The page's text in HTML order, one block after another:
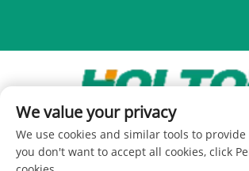
Copyright © 2025 by Beijing Holtop
Srl - Informativa sulla
We value your privacy
We use cookies and similar tools to
you don't want to accept all cookies, click